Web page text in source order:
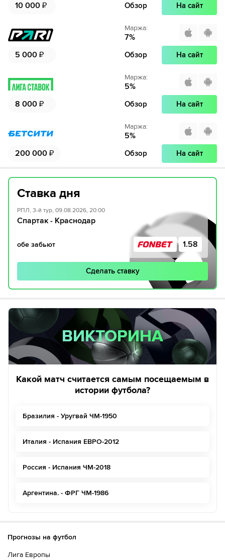
10 000 ₽ Обзор На сайт
5 000 ₽
Маржа:
7%
Обзор На сайт
8 000 ₽
Маржа:
5%
Обзор На сайт
200 000 ₽
Маржа:
5%
Обзор На сайт
Ставка дня
РПЛ, 3-й тур, 09.08.2026, 20:00
Спартак - Краснодар
обе забьют 1.58
Сделать ставку
ВИКТОРИНА
ВИКТОРИНА
Какой матч считается самым посещаемым в
истории футбола?
Бразилия - Уругвай ЧМ-1950
Италия - Испания ЕВРО-2012
Россия - Испания ЧМ-2018
Аргентина. - ФРГ ЧМ-1986
Прогнозы на футбол
Лига Европы